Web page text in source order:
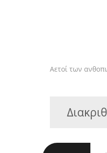
Αετοί των